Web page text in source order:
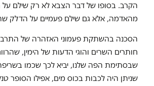
הקרב. בסופו של דבר הצבא לא רק שילם
מהאדמה, אלא גם שילם פעמיים על הדלק
הסכנה בהשתקת פעמוני האזהרה של
חותרים השרים והוגי הדעות של הימין,
שבסתימת הפה שלנו, יביא לכך שכמו
שניתן היה לכבות בכוס מים, אפילו הסופר